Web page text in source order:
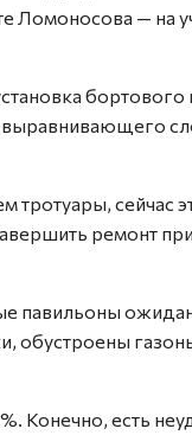
Ломоносова — на
сейчас
ремонт
павильоны
обустроены
Конечно, есть